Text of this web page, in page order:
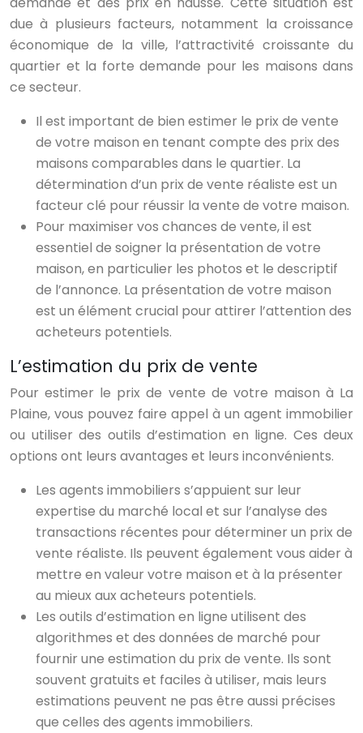
due à plusieurs facteurs, notamment la croissance
économique de la ville, l’attractivité croissante du
quartier et la forte demande pour les maisons dans
ce secteur.
Il est important de bien estimer le prix de vente
de votre maison en tenant compte des prix des
maisons comparables dans le quartier. La
détermination d’un prix de vente réaliste est un
facteur clé pour réussir la vente de votre maison.
Pour maximiser vos chances de vente, il est
essentiel de soigner la présentation de votre
maison, en particulier les photos et le descriptif
de l’annonce. La présentation de votre maison
est un élément crucial pour attirer l’attention des
acheteurs potentiels.
L’estimation du prix de vente
Pour estimer le prix de vente de votre maison à La
Plaine, vous pouvez faire appel à un agent immobilier
ou utiliser des outils d’estimation en ligne. Ces deux
options ont leurs avantages et leurs inconvénients.
Les agents immobiliers s’appuient sur leur
expertise du marché local et sur l’analyse des
transactions récentes pour déterminer un prix de
vente réaliste. Ils peuvent également vous aider à
mettre en valeur votre maison et à la présenter
au mieux aux acheteurs potentiels.
Les outils d’estimation en ligne utilisent des
algorithmes et des données de marché pour
fournir une estimation du prix de vente. Ils sont
souvent gratuits et faciles à utiliser, mais leurs
estimations peuvent ne pas être aussi précises
que celles des agents immobiliers.